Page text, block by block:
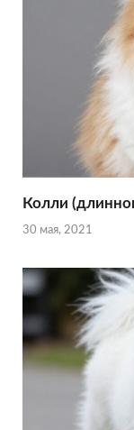
Колли
30 мая, 2021